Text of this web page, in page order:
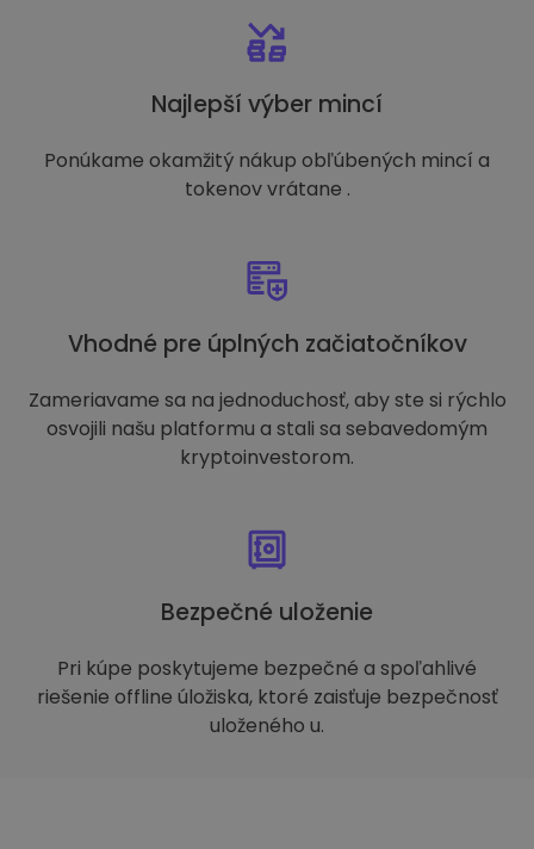
Najlepší výber mincí
Ponúkame okamžitý nákup obľúbených mincí a
tokenov vrátane .
Vhodné pre úplných začiatočníkov
Zameriavame sa na jednoduchosť, aby ste si rýchlo
osvojili našu platformu a stali sa sebavedomým
kryptoinvestorom.
Bezpečné uloženie
Pri kúpe poskytujeme bezpečné a spoľahlivé
riešenie offline úložiska, ktoré zaisťuje bezpečnosť
uloženého u.